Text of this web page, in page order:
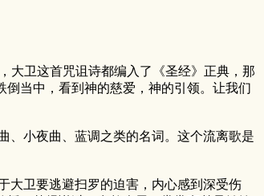
大卫这首咒诅诗都编入了《圣经》正典，那
当中，看到神的慈爱，神的引领。让我们
小夜曲、蓝调之类的名词。这个流离歌是
卫要逃避扫罗的迫害，内心感到深受伤